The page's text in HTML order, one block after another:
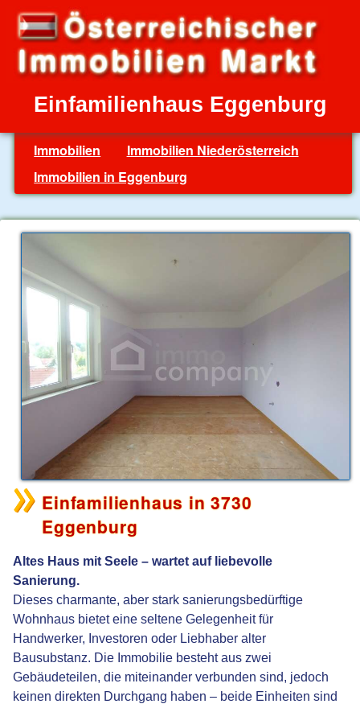
Einfamilienhaus Eggenburg
Immobilien
Immobilien Niederösterreich
Immobilien in Eggenburg
Einfamilienhaus in 3730
Eggenburg
Altes Haus mit Seele – wartet auf liebevolle
Sanierung.
Dieses charmante, aber stark sanierungsbedürftige
Wohnhaus bietet eine seltene Gelegenheit für
Handwerker, Investoren oder Liebhaber alter
Bausubstanz. Die Immobilie besteht aus zwei
Gebäudeteilen, die miteinander verbunden sind, jedoch
keinen direkten Durchgang haben – beide Einheiten sind